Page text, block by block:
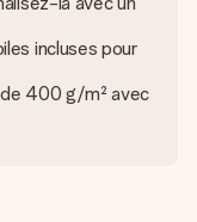
incluses pour
400 g/m² avec